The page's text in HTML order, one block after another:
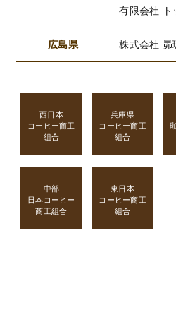
有限会社 ト
広島県 株式会社 昴
西日本
コーヒー商工
組合
兵庫県
コーヒー商工
組合
中部
日本コーヒー
商工組合
東日本
コーヒー商工
組合